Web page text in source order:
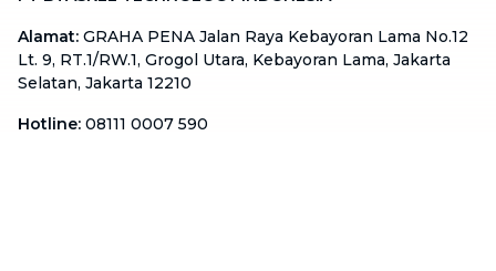
Alamat: GRAHA PENA Jalan Raya Kebayoran Lama No.12
Lt. 9, RT.1/RW.1, Grogol Utara, Kebayoran Lama, Jakarta
Selatan, Jakarta 12210
Hotline: 08111 0007 590